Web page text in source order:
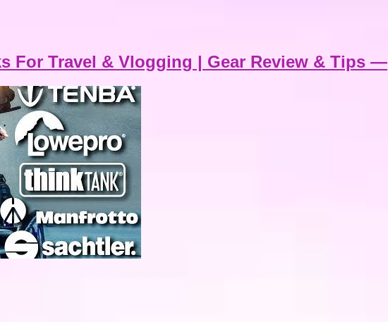
For Travel & Vlogging | Gear Review & Tips —